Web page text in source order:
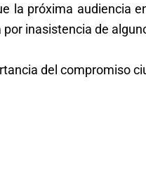
la próxima audiencia
inasistencia de
del compromiso